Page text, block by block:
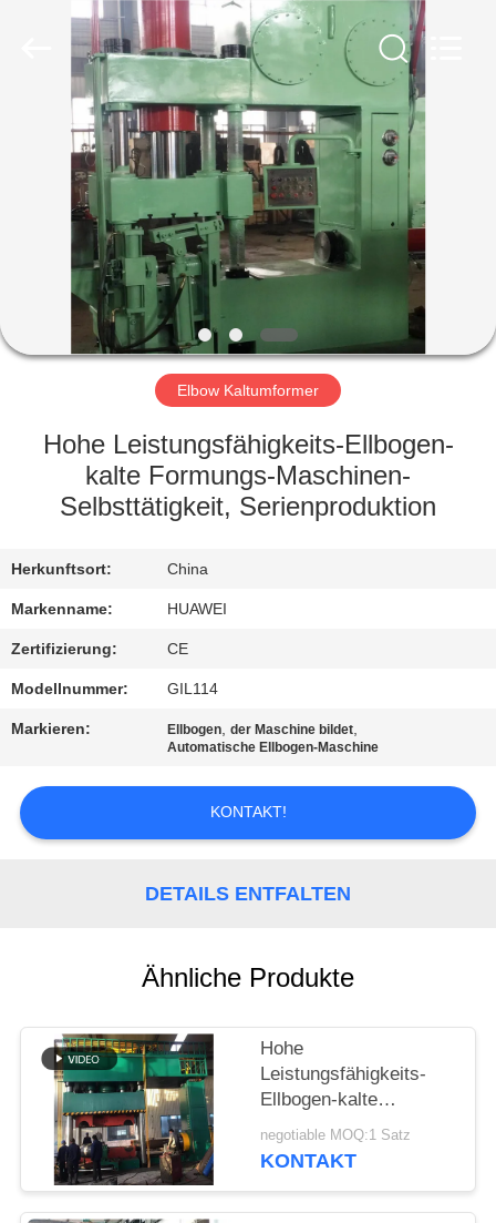
HAUS
PRODUKTE
SHOW
ÜBER
FABRIK-
AUSFLUG
QUALITÄTSKONTROLLE
TRETEN
SIE
MIT
IN
VERBINDUNG
NACHRICHTEN
FORDERN
EIN
ZITAT
SITEMAP
Elbow Kaltumformer
Hohe Leistungsfähigkeits-Ellbogen-
kalte Formungs-Maschinen-
Selbsttätigkeit, Serienproduktion
Herkunftsort: China
Markenname: HUAWEI
Zertifizierung: CE
Modellnummer: GIL114
Markieren: Ellbogen,der Maschine bildet,
Automatische Ellbogen-Maschine
KONTAKT!
DETAILS ENTFALTEN
Ähnliche Produkte
Hohe
Leistungsfähigkeits-
Ellbogen-kalte
Formungs-Maschinen-
Selbsttätigkeit,
negotiable MOQ:1 Satz
KONTAKT